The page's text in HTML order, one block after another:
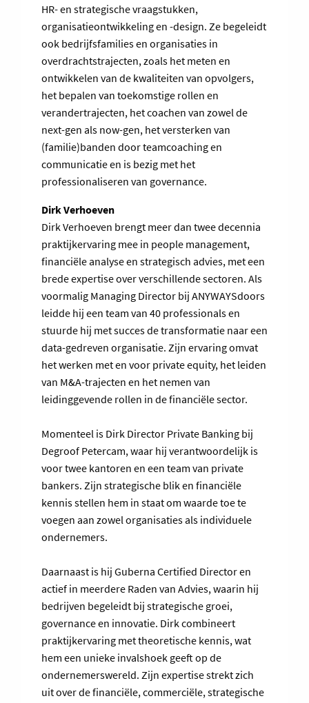
HR- en strategische vraagstukken,
organisatieontwikkeling en -design. Ze begeleidt
ook bedrijfsfamilies en organisaties in
overdrachtstrajecten, zoals het meten en
ontwikkelen van de kwaliteiten van opvolgers,
het bepalen van toekomstige rollen en
verandertrajecten, het coachen van zowel de
next-gen als now-gen, het versterken van
(familie)banden door teamcoaching en
communicatie en is bezig met het
professionaliseren van governance.
Dirk Verhoeven
Dirk Verhoeven brengt meer dan twee decennia
praktijkervaring mee in people management,
financiële analyse en strategisch advies, met een
brede expertise over verschillende sectoren. Als
voormalig Managing Director bij ANYWAYSdoors
leidde hij een team van 40 professionals en
stuurde hij met succes de transformatie naar een
data-gedreven organisatie. Zijn ervaring omvat
het werken met en voor private equity, het leiden
van M&A-trajecten en het nemen van
leidinggevende rollen in de financiële sector.
Momenteel is Dirk Director Private Banking bij
Degroof Petercam, waar hij verantwoordelijk is
voor twee kantoren en een team van private
bankers. Zijn strategische blik en financiële
kennis stellen hem in staat om waarde toe te
voegen aan zowel organisaties als individuele
ondernemers.
Daarnaast is hij Guberna Certified Director en
actief in meerdere Raden van Advies, waarin hij
bedrijven begeleidt bij strategische groei,
governance en innovatie. Dirk combineert
praktijkervaring met theoretische kennis, wat
hem een unieke invalshoek geeft op de
ondernemerswereld. Zijn expertise strekt zich
uit over de financiële, commerciële, strategische